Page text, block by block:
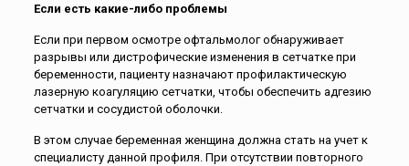
Если есть какие-либо проблемы
Если при первом осмотре офтальмолог обнаруживает
разрывы или дистрофические изменения в сетчатке при
беременности, пациенту назначают профилактическую
лазерную коагуляцию сетчатки, чтобы обеспечить адгезию
сетчатки и сосудистой оболочки.
В этом случае беременная женщина должна стать на учет к
специалисту данной профиля. При отсутствии повторного